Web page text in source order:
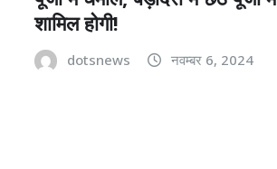
शामिल होगी!
dotsnews नवम्बर 6, 2024